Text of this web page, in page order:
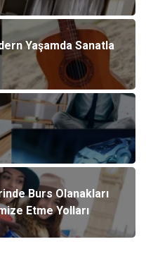
Yaşamda Sanatla
Burs Olanakları
Etme Yolları